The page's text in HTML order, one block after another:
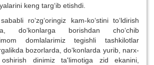
keng targ‘ib etishdi.
ro‘zg‘oringiz kam-ko‘stini to‘ldirish
do‘konlarga borishdan cho‘chib
domlalarimiz tegishli tashkilotlar
bozorlarda, do‘konlarda yurib, narx-
dinimiz ta'limotiga zid ekanini,